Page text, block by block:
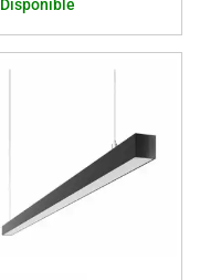
Disponible